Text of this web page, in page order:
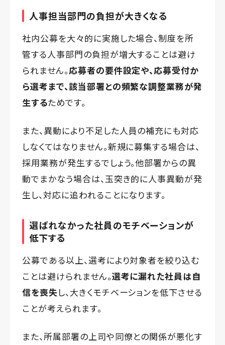
人事担当部門の負担が大きくなる
社内公募を大々的に実施した場合、制度を所
管する人事部門の負担が増大することは避け
られません。応募者の要件設定や、応募受付か
ら選考まで、該当部署との頻繁な調整業務が発
生するためです。
また、異動により不足した人員の補充にも対応
しなくてはなりません。新規に募集する場合は、
採用業務が発生するでしょう。他部署からの異
動でまかなう場合は、玉突き的に人事異動が発
生し、対応に追われることになります。
選ばれなかった社員のモチベーションが
低下する
公募である以上、選考により対象者を絞り込む
ことは避けられません。選考に漏れた社員は自
信を喪失し、大きくモチベーションを低下させる
ことが考えられます。
また、所属部署の上司や同僚との関係が悪化す